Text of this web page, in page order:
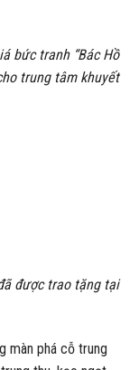
bức tranh “Bác Hồ
trung tâm khuyết
được trao tặng tại
màn phá cỗ trung